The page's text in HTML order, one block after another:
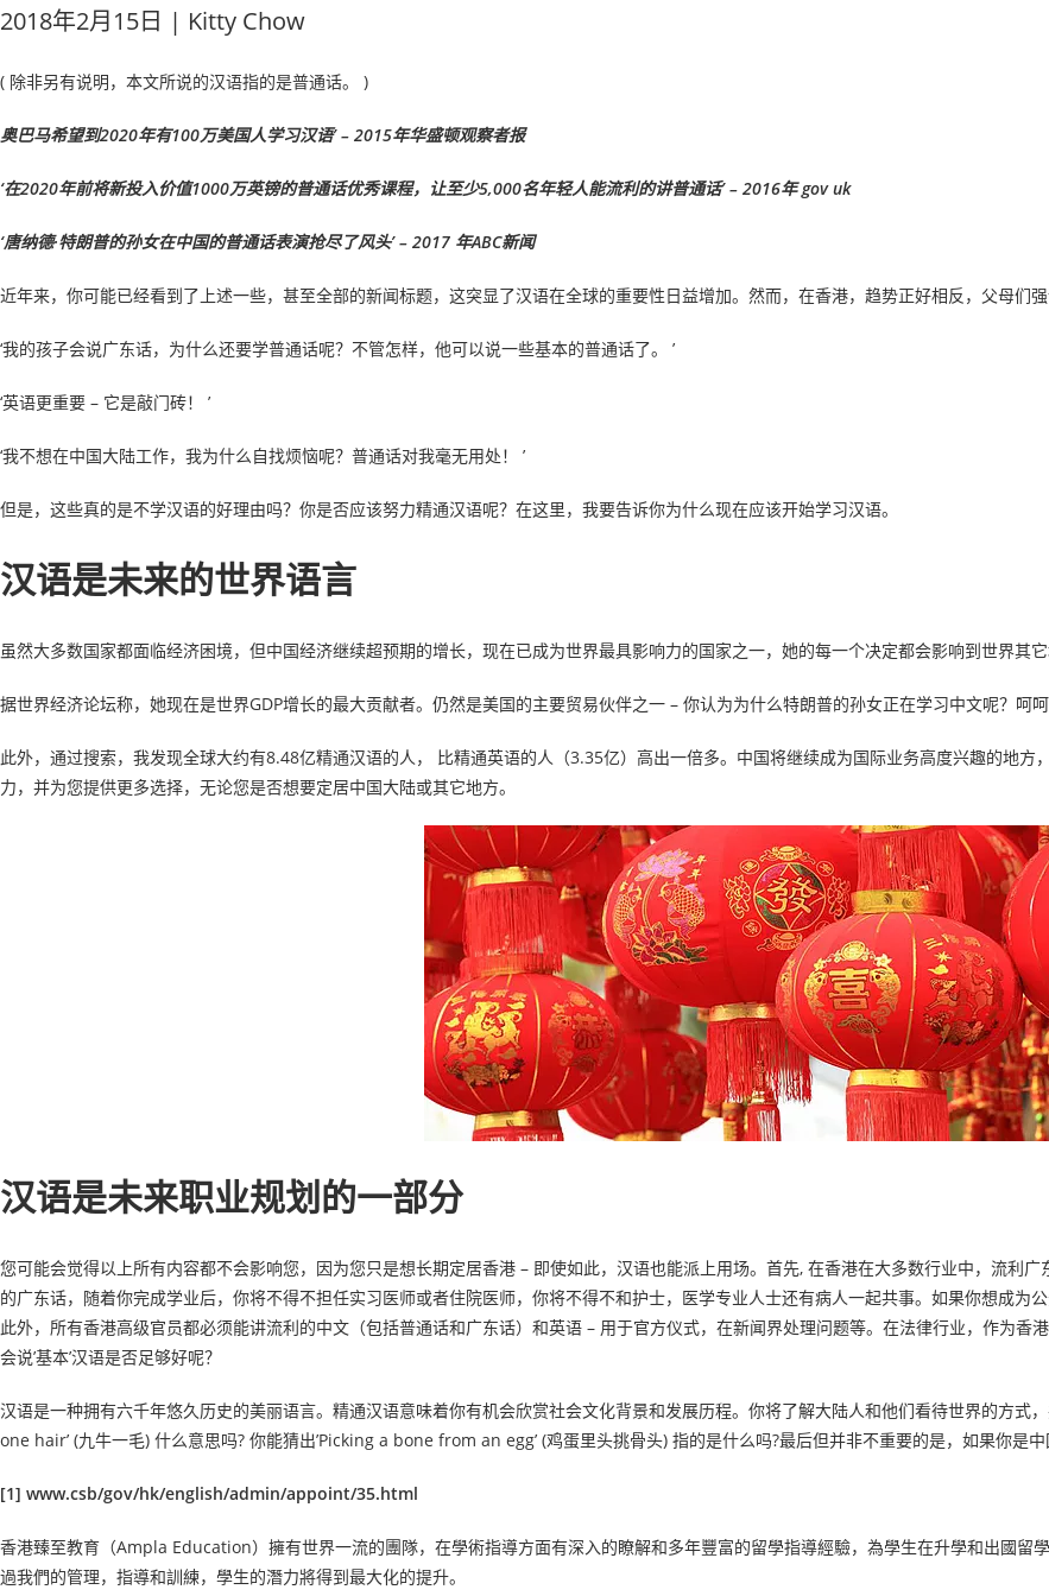
2018年2月15日 | Kitty Chow
( 除非另有说明，本文所说的汉语指的是普通话。 )
奥巴马希望到2020年有100万美国人学习汉语’ – 2015年华盛顿观察者报
‘在2020年前将新投入价值1000万英镑的普通话优秀课程，让至少5,000名年轻人能流利的讲普通话’ – 2016年 gov uk
‘唐纳德·特朗普的孙女在中国的普通话表演抢尽了风头’ – 2017 年ABC新闻
近年来，你可能已经看到了上述一些，甚至全部的新闻标题，这突显了汉语在全球的重要性日益增加。然而，在香港，趋势正好相反，父母们强
‘我的孩子会说广东话，为什么还要学普通话呢？不管怎样，他可以说一些基本的普通话了。 ’
‘英语更重要 – 它是敲门砖！ ’
‘我不想在中国大陆工作，我为什么自找烦恼呢？普通话对我毫无用处！ ’
但是，这些真的是不学汉语的好理由吗？你是否应该努力精通汉语呢？在这里，我要告诉你为什么现在应该开始学习汉语。
汉语是未来的世界语言
虽然大多数国家都面临经济困境，但中国经济继续超预期的增长，现在已成为世界最具影响力的国家之一，她的每一个决定都会影响到世界其它
据世界经济论坛称，她现在是世界GDP增长的最大贡献者。仍然是美国的主要贸易伙伴之一 – 你认为为什么特朗普的孙女正在学习中文呢？呵呵
此外，通过搜索，我发现全球大约有8.48亿精通汉语的人， 比精通英语的人（3.35亿）高出一倍多。中国将继续成为国际业务高度兴趣的地
力，并为您提供更多选择，无论您是否想要定居中国大陆或其它地方。
汉语是未来职业规划的一部分
您可能会觉得以上所有内容都不会影响您，因为您只是想长期定居香港 – 即使如此，汉语也能派上用场。首先, 在香港在大多数行业中，流利
的广东话，随着你完成学业后，你将不得不担任实习医师或者住院医师，你将不得不和护士，医学专业人士还有病人一起共事。如果你想成为
此外，所有香港高级官员都必须能讲流利的中文（包括普通话和广东话）和英语 – 用于官方仪式，在新闻界处理问题等。在法律行业，作为
会说’基本’汉语是否足够好呢？
汉语是一种拥有六千年悠久历史的美丽语言。精通汉语意味着你有机会欣赏社会文化背景和发展历程。你将了解大陆人和他们看待世界的方式
one hair’ (九牛一毛) 什么意思吗? 你能猜出’Picking a bone from an egg’ (鸡蛋里头挑骨头) 指的是什么吗?最后但并非不重要的是，如果你是
[1] www.csb/gov/hk/english/admin/appoint/35.html
香港臻至教育（Ampla Education）擁有世界一流的團隊，在學術指導方面有深入的瞭解和多年豐富的留學指導經驗，為學生在升學和出國留
過我們的管理，指導和訓練，學生的潛力將得到最大化的提升。